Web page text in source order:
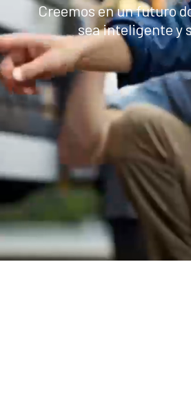
Creemos en un futuro
sea inteligente y